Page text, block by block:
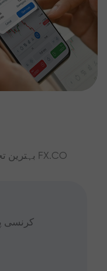
بہترین تجزیات اور مارکیٹ کے جائزے کے ساتھ FX.CO
کرنسی